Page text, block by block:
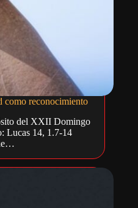
como reconocimiento
del XXII Domingo
Lucas 14, 1.7-14